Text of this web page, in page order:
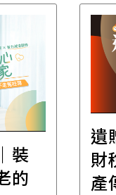
裝
的
遺
財
產